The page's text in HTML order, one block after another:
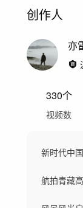
创作人
亦
330个
视频数